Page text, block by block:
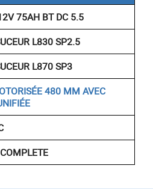
75AH BT DC 5.5
L830 SP2.5
L870 SP3
480 MM AVEC